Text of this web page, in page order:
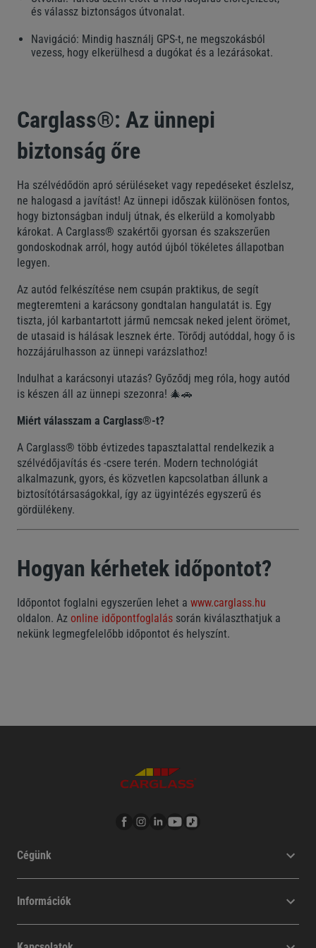
és válassz biztonságos útvonalat.
Navigáció: Mindig használj GPS-t, ne megszokásból
vezess, hogy elkerülhesd a dugókat és a lezárásokat.
Carglass®: Az ünnepi
biztonság őre
Ha szélvédődön apró sérüléseket vagy repedéseket észlelsz,
ne halogasd a javítást! Az ünnepi időszak különösen fontos,
hogy biztonságban indulj útnak, és elkerüld a komolyabb
károkat. A Carglass® szakértői gyorsan és szakszerűen
gondoskodnak arról, hogy autód újból tökéletes állapotban
legyen.
Az autód felkészítése nem csupán praktikus, de segít
megteremteni a karácsony gondtalan hangulatát is. Egy
tiszta, jól karbantartott jármű nemcsak neked jelent örömet,
de utasaid is hálásak lesznek érte. Törődj autóddal, hogy ő is
hozzájárulhasson az ünnepi varázslathoz!
Indulhat a karácsonyi utazás? Győződj meg róla, hogy autód
is készen áll az ünnepi szezonra! 🎄🚗
Miért válasszam a Carglass®-t?
A Carglass® több évtizedes tapasztalattal rendelkezik a
szélvédőjavítás és -csere terén. Modern technológiát
alkalmazunk, gyors, és közvetlen kapcsolatban állunk a
biztosítótársaságokkal, így az ügyintézés egyszerű és
gördülékeny.
Hogyan kérhetek időpontot?
Időpontot foglalni egyszerűen lehet a www.carglass.hu
oldalon. Az online időpontfoglalás során kiválaszthatjuk a
nekünk legmegfelelőbb időpontot és helyszínt.
Cégünk
Információk